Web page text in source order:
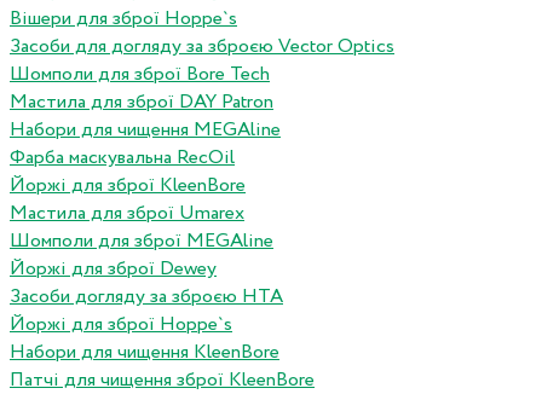
Вішери для зброї Hoppe`s
Засоби для догляду за зброєю Vector Optics
Шомполи для зброї Bore Tech
Мастила для зброї DAY Patron
Набори для чищення MEGAline
Фарба маскувальна RecOil
Йоржі для зброї KleenBore
Мастила для зброї Umarex
Шомполи для зброї MEGAline
Йоржі для зброї Dewey
Засоби догляду за зброєю HTA
Йоржі для зброї Hoppe`s
Набори для чищення KleenBore
Патчі для чищення зброї KleenBore